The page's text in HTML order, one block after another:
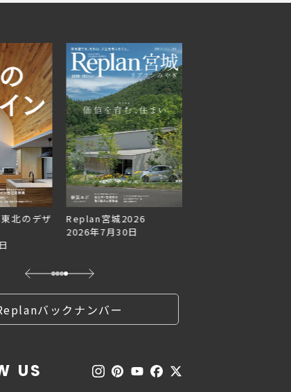
北のデザ
Replan宮城2026
2026年7月30日
バックナンバー
US